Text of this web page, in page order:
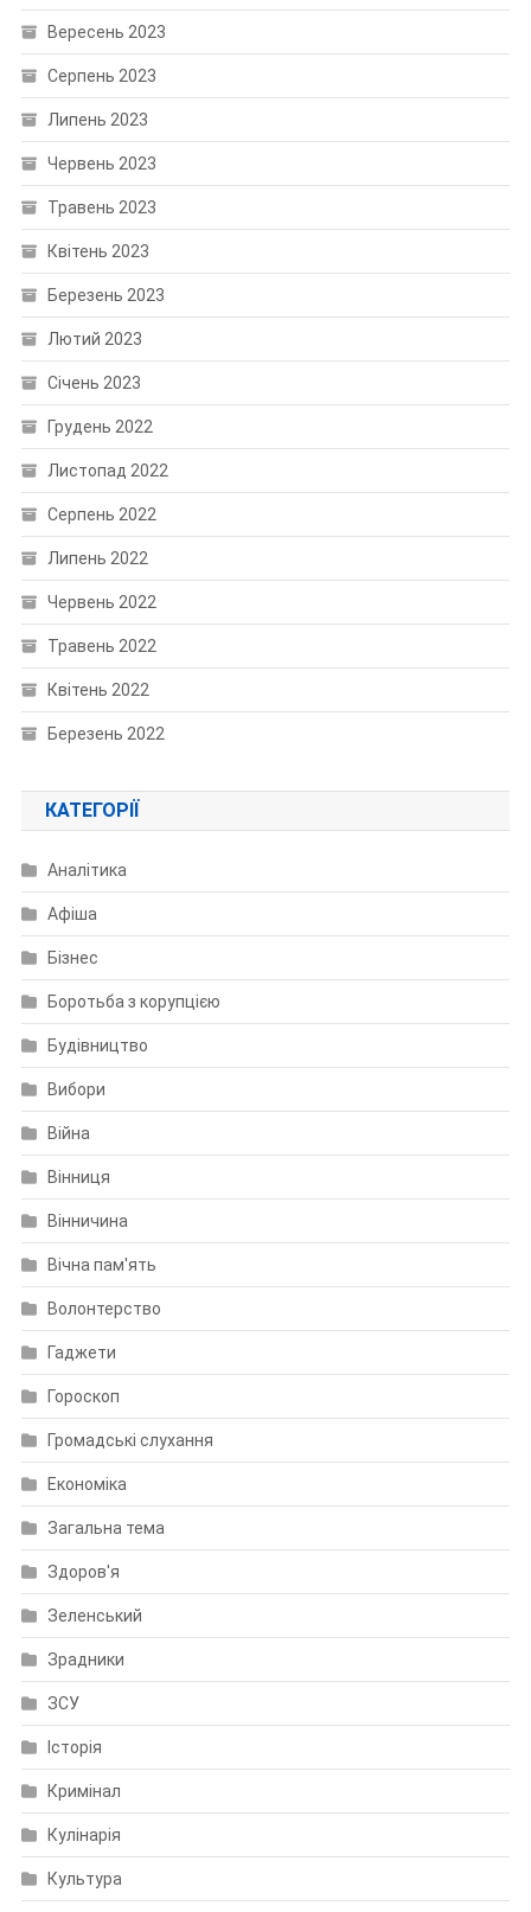
Вересень 2023
Серпень 2023
Липень 2023
Червень 2023
Травень 2023
Квітень 2023
Березень 2023
Лютий 2023
Січень 2023
Грудень 2022
Листопад 2022
Серпень 2022
Липень 2022
Червень 2022
Травень 2022
Квітень 2022
Березень 2022
КАТЕГОРІЇ
Аналітика
Афіша
Бізнес
Боротьба з корупцією
Будівництво
Вибори
Війна
Вінниця
Вінничина
Вічна пам'ять
Волонтерство
Гаджети
Гороскоп
Громадські слухання
Економіка
Загальна тема
Здоров'я
Зеленський
Зрадники
ЗСУ
Історія
Кримінал
Кулінарія
Культура